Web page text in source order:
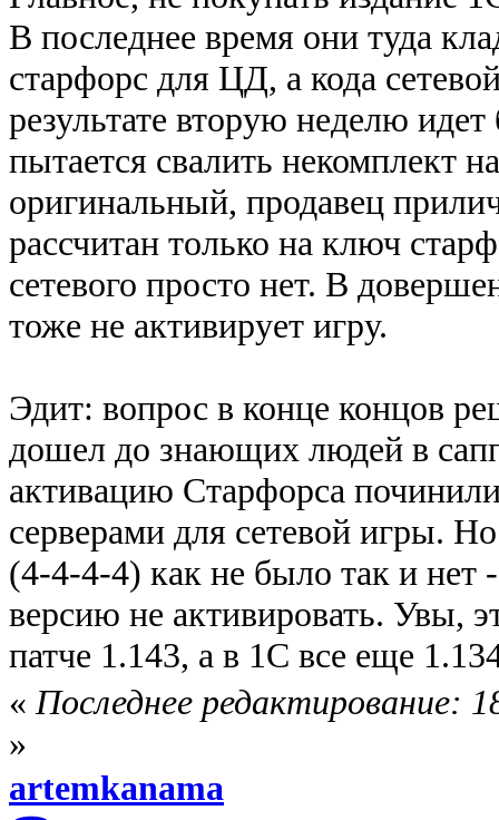
В последнее время они туда
старфорс для ЦД, а кода
результате вторую неделю
пытается свалить некомплект
оригинальный, продавец
рассчитан только на ключ
сетевого просто нет. В
тоже не активирует игру.
Эдит: вопрос в конце концов
дошел до знающих людей в
активацию Старфорса
серверами для сетевой игры.
(4-4-4-4) как не было так и нет
версию не активировать. Увы,
патче 1.143, а в 1C все еще
« Последнее редактирование:
»
artemkanama